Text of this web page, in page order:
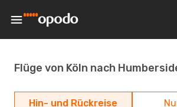
Flüge von Köln nach
Hin- und Rückreise